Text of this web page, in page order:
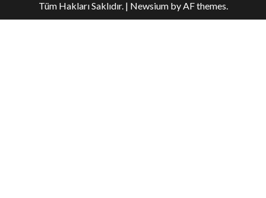
Tüm Hakları Saklıdır. | Newsiumby AF themes.